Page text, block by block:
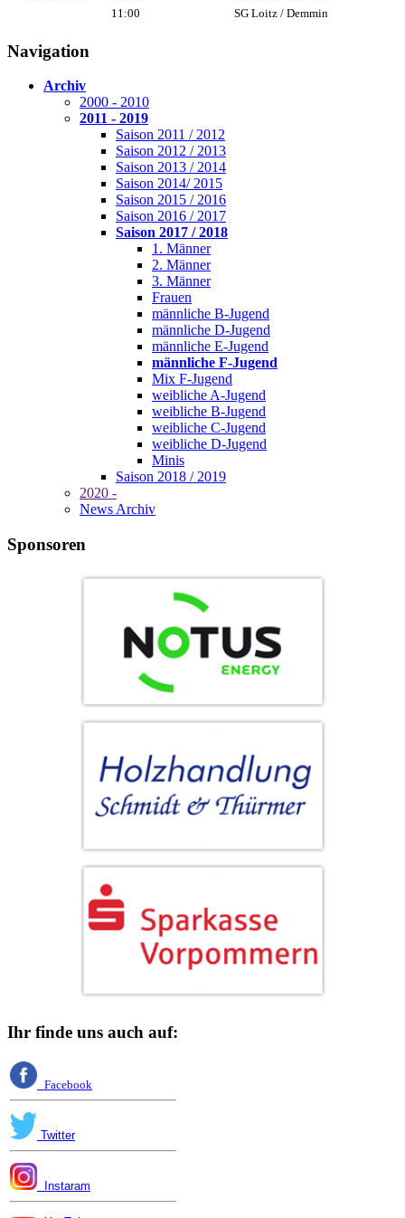
11:00
SG Loitz / Demmin
Navigation
Archiv
2000 - 2010
2011 - 2019
Saison 2011 / 2012
Saison 2012 / 2013
Saison 2013 / 2014
Saison 2014/ 2015
Saison 2015 / 2016
Saison 2016 / 2017
Saison 2017 / 2018
1. Männer
2. Männer
3. Männer
Frauen
männliche B-Jugend
männliche D-Jugend
männliche E-Jugend
männliche F-Jugend
Mix F-Jugend
weibliche A-Jugend
weibliche B-Jugend
weibliche C-Jugend
weibliche D-Jugend
Minis
Saison 2018 / 2019
2020 -
News Archiv
Sponsoren
Ihr finde uns auch auf:
Facebook
Twitter
Instaram